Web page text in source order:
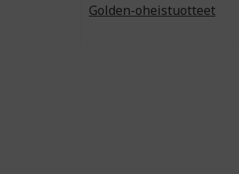
Golden-oheistuotteet